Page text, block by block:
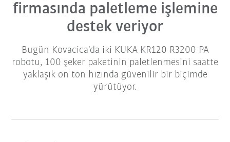
firmasında paletleme işlemine
destek veriyor
Bugün Kovacica'da iki KUKA KR120 R3200 PA
robotu, 100 şeker paketinin paletlenmesini saatte
yaklaşık on ton hızında güvenilir bir biçimde
yürütüyor.